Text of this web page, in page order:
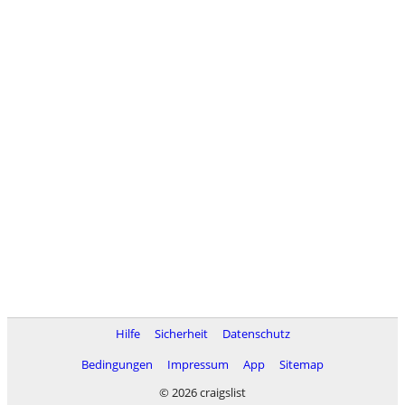
Hilfe Sicherheit
Datenschutz
Bedingungen
Impressum App
Sitemap
© 2026 craigslist